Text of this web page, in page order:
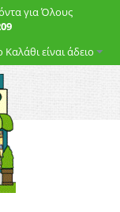
για Όλους
Καλάθι είναι άδειο